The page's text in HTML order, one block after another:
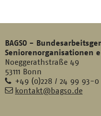
BAGSO -
Seniorenorganisationen
Noeggerathstraße 49
53111 Bonn
Telefon
+49 (0)228 / 24 99 93-0
E- kontakt@bagso.de